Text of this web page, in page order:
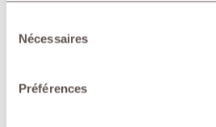
Nécessaires
Préférences